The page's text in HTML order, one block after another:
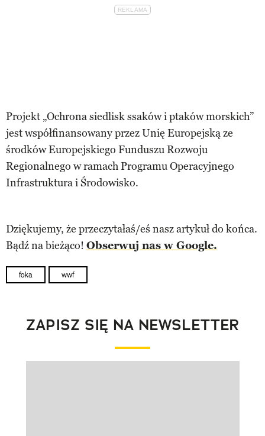
Projekt „Ochrona siedlisk ssaków i ptaków morskich”
jest współfinansowany przez Unię Europejską ze
środków Europejskiego Funduszu Rozwoju
Regionalnego w ramach Programu Operacyjnego
Infrastruktura i Środowisko.
Dziękujemy, że przeczytałaś/eś nasz artykuł do końca.
Bądź na bieżąco! Obserwuj nas w Google.
foka wwf
ZAPISZ SIĘ NA NEWSLETTER